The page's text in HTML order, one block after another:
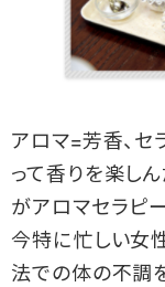
アロマ=芳香、
って香りを楽し
がアロマセラピー
今特に忙しい女
法での体の不調